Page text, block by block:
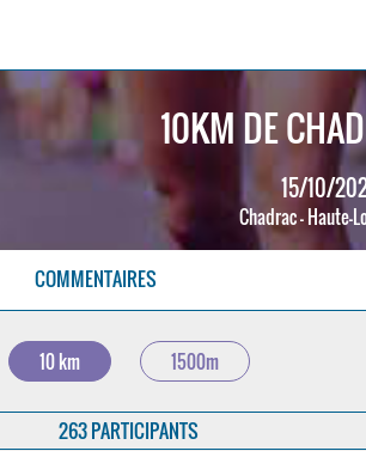
10KM DE
15/10/
Chadrac - Haute-
COMMENTAIRES
10 km 1500m
263 PARTICIPANTS